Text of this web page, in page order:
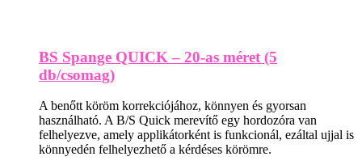
BS Spange QUICK – 20-as méret (5
db/csomag)
A benőtt köröm korrekciójához, könnyen és gyorsan
használható. A B/S Quick merevítő egy hordozóra van
felhelyezve, amely applikátorként is funkcionál, ezáltal ujjal is
könnyedén felhelyezhető a kérdéses körömre.